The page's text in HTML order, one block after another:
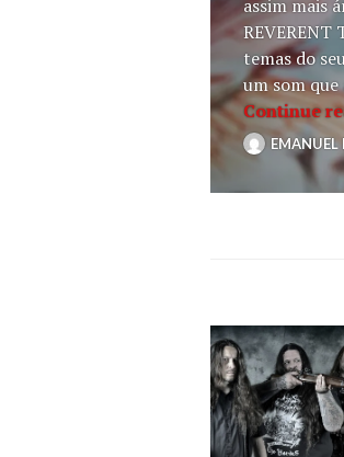
assim mais
temas do
um som
Continue
EMANUEL